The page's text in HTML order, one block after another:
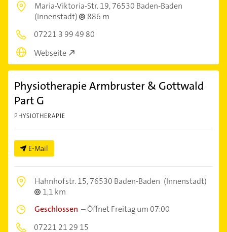
Maria-Viktoria-Str. 19,76530 Baden-Baden
(Innenstadt)
886 m
07221 3 99 49 80
Webseite
Physiotherapie Armbruster & Gottwald
Part G
PHYSIOTHERAPIE
E-Mail
Hahnhofstr. 15,76530 Baden-Baden (Innenstadt)
1,1 km
Geschlossen –Öffnet Freitag um 07:00
07221 21 29 15